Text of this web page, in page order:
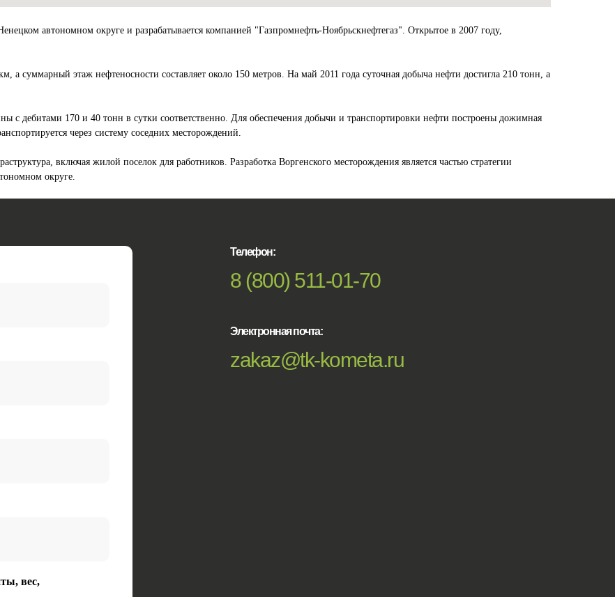
автономном округе и разрабатывается компанией "Газпромнефть-Ноябрьскнефтегаз". Открытое в 2007 году,
а суммарный этаж нефтеносности составляет около 150 метров. На май 2011 года суточная добыча нефти достигла 210 тонн, а
с дебитами 170 и 40 тонн в сутки соответственно. Для обеспечения добычи и транспортировки нефти построены дожимная
через систему соседних месторождений.
включая жилой поселок для работников. Разработка Воргенского месторождения является частью стратегии
округе.
8 (800) 511-01-70
zakaz@tk-kometa.ru
Телефон:
Электронная почта:
вес,